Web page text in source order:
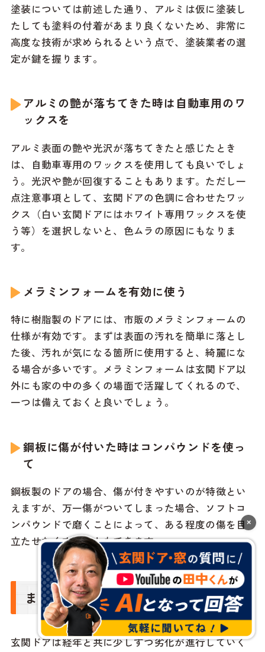
塗装については前述した通り、アルミは仮に塗装し
たしても塗料の付着があまり良くないため、非常に
高度な技術が求められるという点で、塗装業者の選
定が鍵を握ります。
アルミの艶が落ちてきた時は自動車用のワ
ックスを
アルミ表面の艶や光沢が落ちてきたと感じたとき
は、自動車専用のワックスを使用しても良いでしょ
う。光沢や艶が回復することもあります。ただし一
点注意事項として、玄関ドアの色調に合わせたワッ
クス（白い玄関ドアにはホワイト専用ワックスを使
う等）を選択しないと、色ムラの原因にもなりま
す。
メラミンフォームを有効に使う
特に樹脂製のドアには、市販のメラミンフォームの
仕様が有効です。まずは表面の汚れを簡単に落とし
た後、汚れが気になる箇所に使用すると、綺麗にな
る場合が多いです。メラミンフォームは玄関ドア以
外にも家の中の多くの場面で活躍してくれるので、
一つは備えておくと良いでしょう。
鋼板に傷が付いた時はコンパウンドを使っ
て
鋼板製のドアの場合、傷が付きやすいのが特徴とい
えますが、万一傷がついてしまった場合、ソフトコ
ンパウンドで磨くことによって、ある程度の傷を目
立たせなくすることもできます。
まとめ
玄関ドアは経年と共に少しずつ劣化が進行していく
×